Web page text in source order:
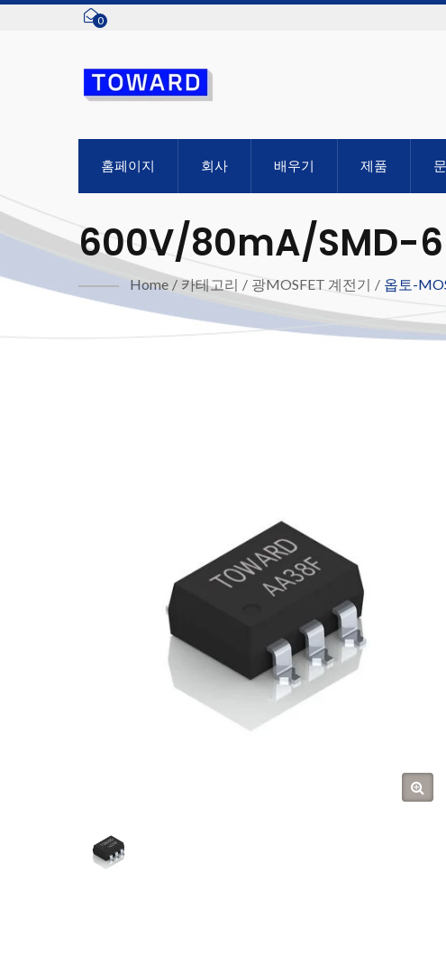
0
홈페이지 회사 배우기 제품
600V/80mA/SMD-6
Home / 카테고리 / 광MOSFET 계전기 / 옵토-